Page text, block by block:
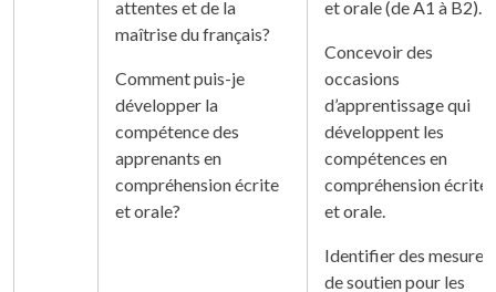
attentes et de la
maîtrise du français?
Comment puis-je
développer la
compétence des
apprenants en
compréhension écrite
et orale?
et orale (de A1 à B2).
Concevoir des
occasions
d’apprentissage qui
développent les
compétences en
compréhension écrite
et orale.
Identifier des mesures
de soutien pour les